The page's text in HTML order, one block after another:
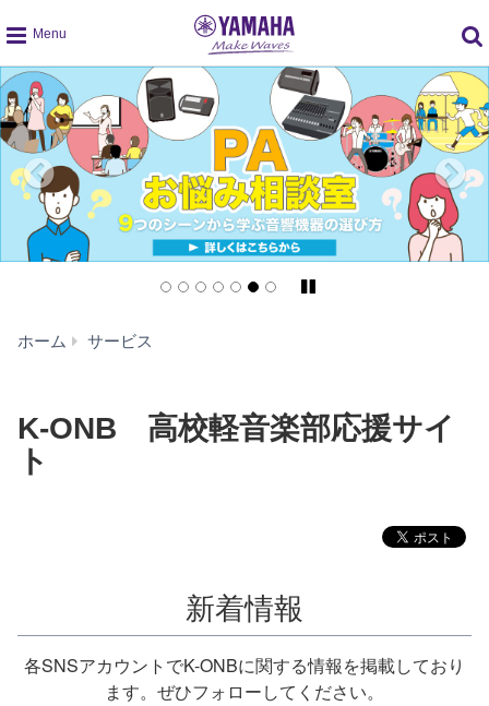
global
navigation
Pause/Play
ホーム サービス
校
軽
K-ONB 高校軽音楽部応援サイ
ト
新着情報
各SNSアカウントでK-ONBに関する情報を掲載しており
ます。ぜひフォローしてください。